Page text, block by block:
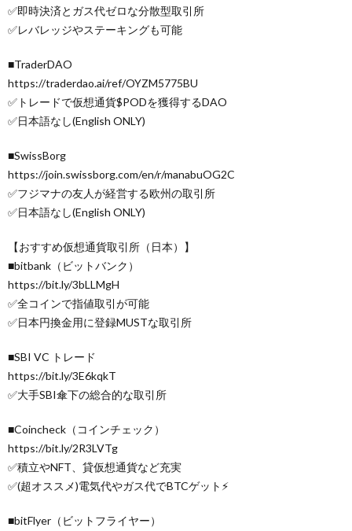
✅即時決済とガス代ゼロな分散型取引所
✅レバレッジやステーキングも可能
■TraderDAO
https://traderdao.ai/ref/OYZM5775BU
✅トレードで仮想通貨$PODを獲得するDAO
✅日本語なし(English ONLY)
■SwissBorg
https://join.swissborg.com/en/r/manabuOG2C
✅フジマナの友人が経営する欧州の取引所
✅日本語なし(English ONLY)
【おすすめ仮想通貨取引所（日本）】
■bitbank（ビットバンク）
https://bit.ly/3bLLMgH
✅全コインで指値取引が可能
✅日本円換金用に登録MUSTな取引所
■SBI VC トレード
https://bit.ly/3E6kqkT
✅大手SBI傘下の総合的な取引所
■Coincheck（コインチェック）
https://bit.ly/2R3LVTg
✅積立やNFT、貸仮想通貨など充実
✅(超オススメ)電気代やガス代でBTCゲット⚡
■bitFlyer（ビットフライヤー）